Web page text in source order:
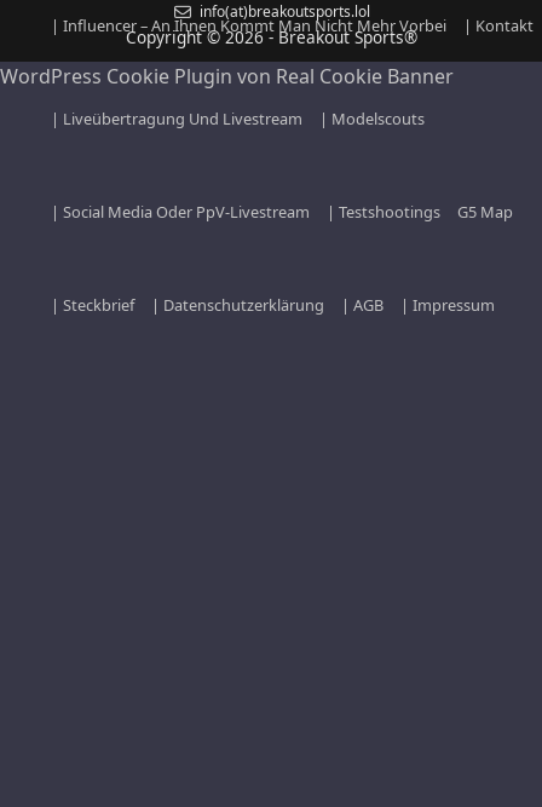
| Influencer – An Ihnen Kommt Man Nicht Mehr Vorbei | Kontakt
| Liveübertragung Und Livestream | Modelscouts
| Social Media Oder PpV-Livestream | Testshootings G5 Map
| Steckbrief | Datenschutzerklärung | AGB | Impressum
info(at)breakoutsports.lol
Copyright © 2026 - Breakout Sports®
WordPress Cookie Plugin von Real Cookie Banner